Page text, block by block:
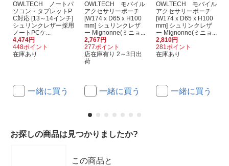
OWLTECH ノートパ
ソコン・タブレットP
C対応 [13～14インチ]
シュリンクレザー採用
ノートPCケ...
4,474円
448ポイント
在庫あり
一緒に買う
OWLTECH モバイル
アクセサリーポーチ
[W174ｘD65ｘH100
mm] シュリンクレザ
ー Mignonne(ミニョ...
2,767円
277ポイント
店在庫有り 2～3日出
荷
一緒に買う
OWLTECH モバイル
アクセサリーポーチ
[W174ｘD65ｘH100
mm] シュリンクレザ
ー Mignonne(ミニョ...
2,810円
281ポイント
在庫あり
一緒に買う
お探しの商品は見つかりましたか?
この商品と